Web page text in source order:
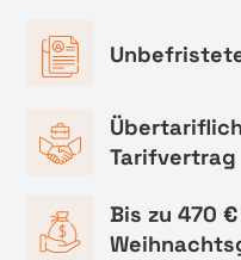
Tarifvertrag
Bis zu 470